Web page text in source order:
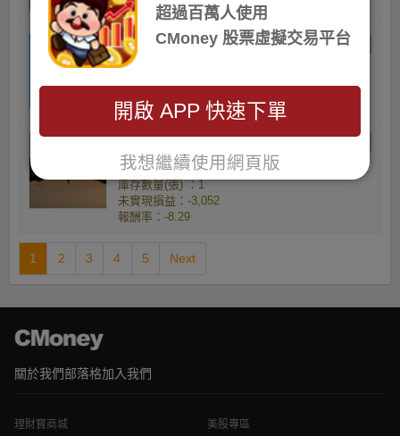
柏的射飛鏢準嗎
庫存數量(張) ：1
報酬率：
的投資沙盒
庫存數量(張) ：1
未實現損益： -3,052
報酬率： -8.29
1 2 3 4 5 Next
關於我們部落格加入我們
理財寶商城 美股專區
超過百萬人使用
CMoney 股票虛擬交易平台
開啟 APP 快速下單
我想繼續使用網頁版